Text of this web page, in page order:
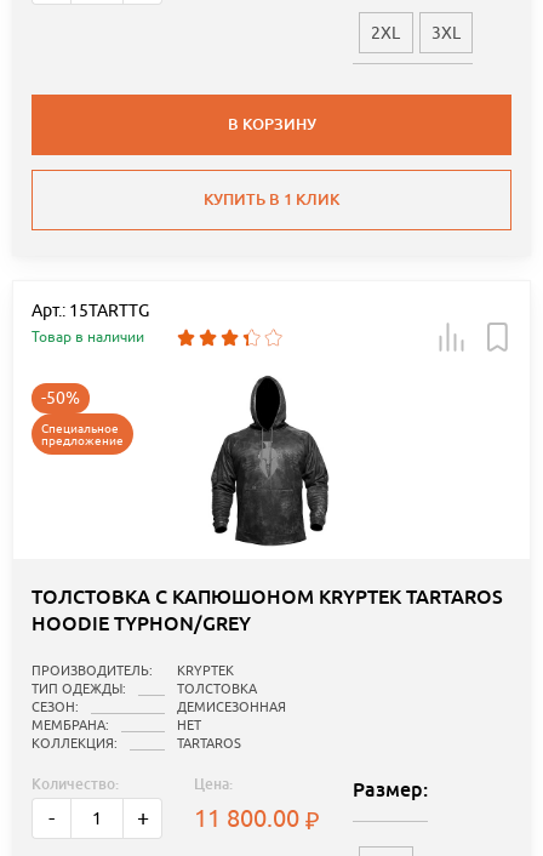
2XL 3XL
В КОРЗИНУ
КУПИТЬ В 1 КЛИК
Арт.: 15TARTTG
Товар в наличии
-50%
Специальное
предложение
ТОЛСТОВКА С КАПЮШОНОМ KRYPTEK TARTAROS
HOODIE TYPHON/GREY
ПРОИЗВОДИТЕЛЬ:
KRYPTEK
ТИП ОДЕЖДЫ:
ТОЛСТОВКА
СЕЗОН:
ДЕМИСЕЗОННАЯ
МЕМБРАНА:
НЕТ
КОЛЛЕКЦИЯ:
TARTAROS
Количество:
- +
Цена:
11 800.00
Размер: